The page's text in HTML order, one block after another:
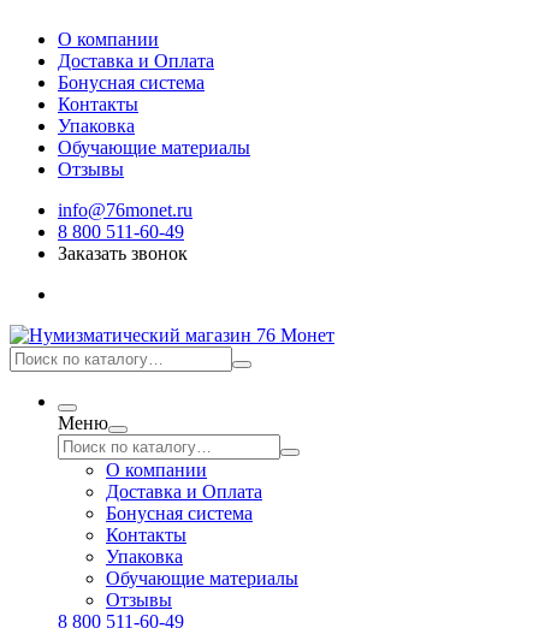
О компании
Доставка и Оплата
Бонусная система
Контакты
Упаковка
Обучающие материалы
Отзывы
info@76monet.ru
8 800 511-60-49
Заказать звонок
Меню
О компании
Доставка и Оплата
Бонусная система
Контакты
Упаковка
Обучающие материалы
Отзывы
8 800 511-60-49